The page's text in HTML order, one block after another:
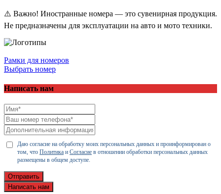
⚠️ Важно! Иностранные номера — это сувенирная продукция.
Не предназначены для эксплуатации на авто и мото техники.
Рамки для номеров
Выбрать номер
Написать нам
Даю согласие на обработку моих персональных данных и проинформирован о
том, что Политика и Согласие в отношении обработки персональных данных
размещены в общем доступе.
Отправить
Написать нам